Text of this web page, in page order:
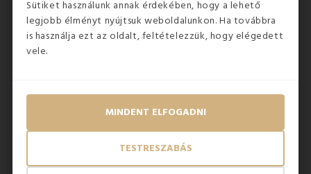
Sütiket használunk annak érdekében, hogy a lehető
legjobb élményt nyújtsuk weboldalunkon. Ha továbbra
is használja ezt az oldalt, feltételezzük, hogy elégedett
vele.
TESTRESZABÁS
MINDENT ELFOGADNI
A nyomtatott párna előnyei:
Díszpárnaként bármilyen helyiséget feldob